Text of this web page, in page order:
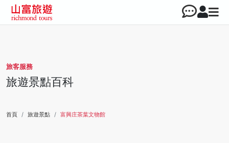
旅客服務
旅遊景點百科
首頁 旅遊景點 富興庄茶葉文物館